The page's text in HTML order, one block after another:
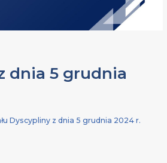
dnia 5 grudnia
Dyscypliny z dnia 5 grudnia 2024 r.